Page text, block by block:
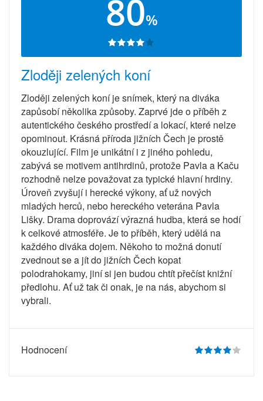
80%
Zloději zelených koní
Zloději zelených koní je snímek, který na diváka
zapůsobí několika způsoby. Zaprvé jde o příběh z
autentického českého prostředí a lokací, které nelze
opominout. Krásná příroda jižních Čech je prostě
okouzlující. Film je unikátní i z jiného pohledu,
zabývá se motivem antihrdinů, protože Pavla a Kaču
rozhodně nelze považovat za typické hlavní hrdiny.
Úroveň zvyšují i herecké výkony, ať už nových
mladých herců, nebo hereckého veterána Pavla
Lišky. Drama doprovází výrazná hudba, která se hodí
k celkové atmosféře. Je to příběh, který udělá na
každého diváka dojem. Někoho to možná donutí
zvednout se a jít do jižních Čech kopat
polodrahokamy, jiní si jen budou chtít přečíst knižní
předlohu. Ať už tak či onak, je na nás, abychom si
vybrali.
Hodnocení